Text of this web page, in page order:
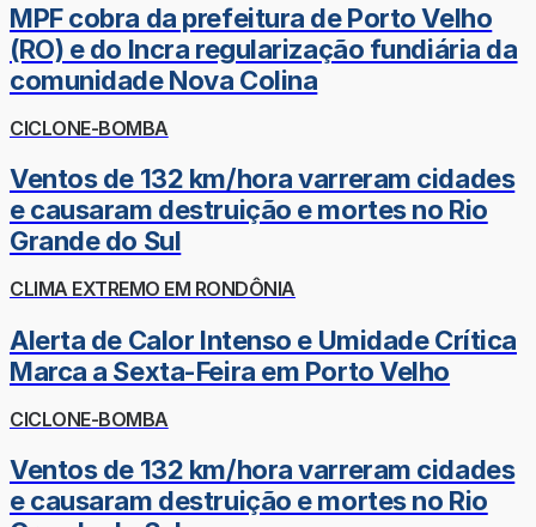
MPF cobra da prefeitura de Porto Velho
(RO) e do Incra regularização fundiária da
comunidade Nova Colina
CICLONE-BOMBA
Ventos de 132 km/hora varreram cidades
e causaram destruição e mortes no Rio
Grande do Sul
CLIMA EXTREMO EM RONDÔNIA
Alerta de Calor Intenso e Umidade Crítica
Marca a Sexta-Feira em Porto Velho
CICLONE-BOMBA
Ventos de 132 km/hora varreram cidades
e causaram destruição e mortes no Rio